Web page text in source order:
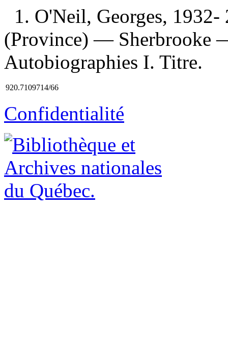
1. O'Neil, Georges,
(Province) — Sherbrooke
Autobiographies I. Titre.
920.7109714/66
Confidentialité